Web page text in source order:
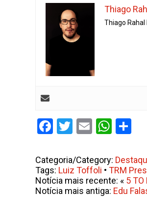
Thiago
Thiago
Facebook
Twitter
Email
Categoria/Category:
Tags: Luiz Toffoli • TRM
Notícia mais recente: « 5
Notícia mais antiga: Edu